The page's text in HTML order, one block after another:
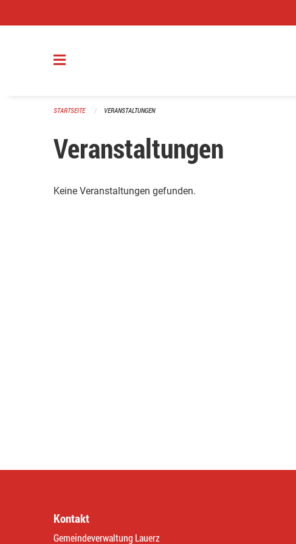
STARTSEITE VERANSTALTUNGEN
Veranstaltungen
Keine Veranstaltungen gefunden.
Kontakt
Gemeindeverwaltung Lauerz